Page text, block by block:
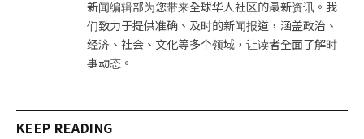
新闻编辑部为您带来全球华人社区的最新资讯。我
们致力于提供准确、及时的新闻报道，涵盖政治、
经济、社会、文化等多个领域，让读者全面了解时
事动态。
KEEP READING